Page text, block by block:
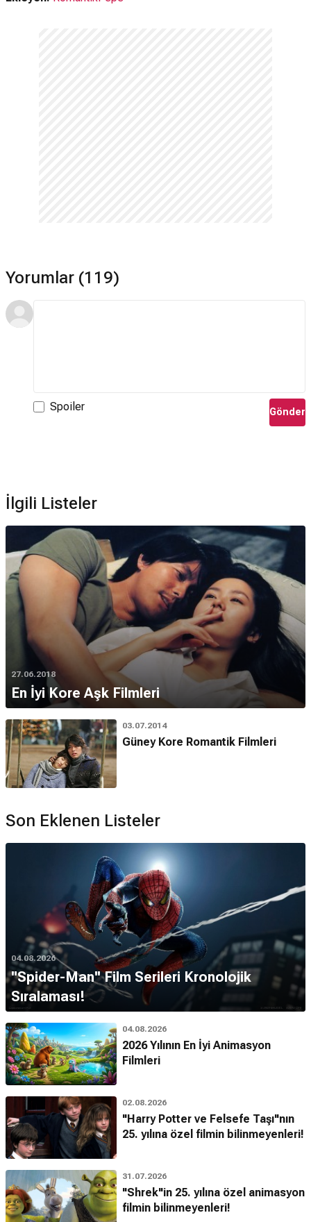
Yorumlar (119)
Spoiler Gönder
İlgili Listeler
27.06.2018
En İyi Kore Aşk Filmleri
03.07.2014
Güney Kore Romantik Filmleri
Son Eklenen Listeler
04.08.2026
''Spider-Man'' Film Serileri Kronolojik
Sıralaması!
04.08.2026
2026 Yılının En İyi Animasyon
Filmleri
02.08.2026
"Harry Potter ve Felsefe Taşı"nın
25. yılına özel filmin bilinmeyenleri!
31.07.2026
"Shrek"in 25. yılına özel animasyon
filmin bilinmeyenleri!